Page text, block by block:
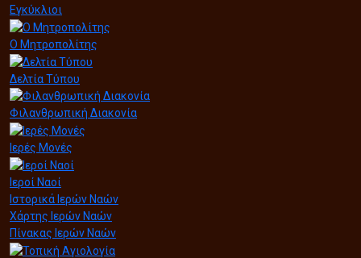
Εγκύκλιοι
Ο Μητροπολίτης
Δελτία Τύπου
Φιλανθρωπική Διακονία
Ιερές Μονές
Ιεροί Ναοί
Ιστορικά Ιερών Ναών
Χάρτης Ιερών Ναών
Πίνακας Ιερών Ναών